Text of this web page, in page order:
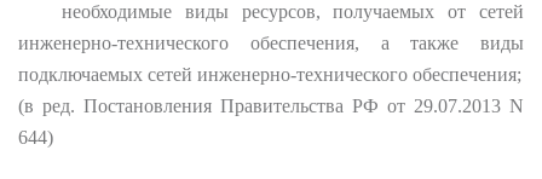
необходимые виды ресурсов, получаемых от сетей
инженерно-технического обеспечения, а также виды
подключаемых сетей инженерно-технического обеспечения;
(в ред. Постановления Правительства РФ от 29.07.2013 N
644)